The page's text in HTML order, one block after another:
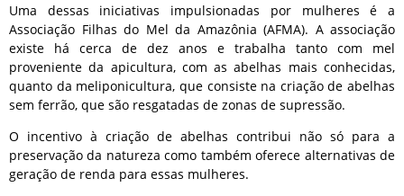
Uma dessas iniciativas impulsionadas por mulheres é a
Associação Filhas do Mel da Amazônia (AFMA). A associação
existe há cerca de dez anos e trabalha tanto com mel
proveniente da apicultura, com as abelhas mais conhecidas,
quanto da meliponicultura, que consiste na criação de abelhas
sem ferrão, que são resgatadas de zonas de supressão.
O incentivo à criação de abelhas contribui não só para a
preservação da natureza como também oferece alternativas de
geração de renda para essas mulheres.